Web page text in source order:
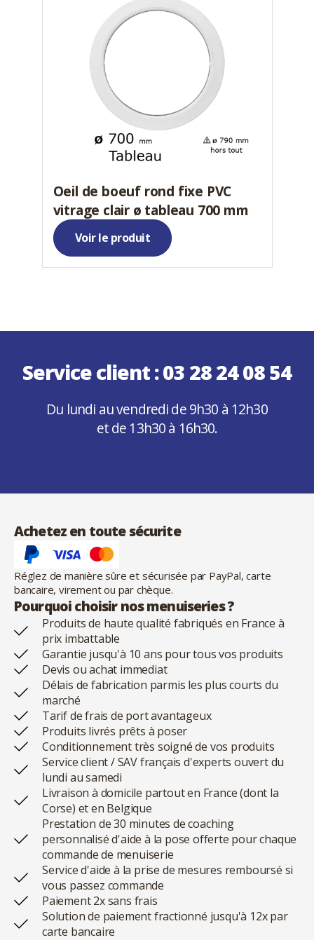
Oeil de boeuf rond fixe PVC
vitrage clair ø tableau 700 mm
Voir le produit
Service client :03 28 24 08 54
Du lundi au vendredi de 9h30 à 12h30
et de 13h30 à 16h30.
Achetez en toute sécurite
Réglez de manière sûre et sécurisée par PayPal, carte
bancaire, virement ou par chèque.
Pourquoi choisir nos menuiseries ?
Produits de haute qualité fabriqués en France à
prix imbattable
Garantie jusqu'à 10 ans pour tous vos produits
Devis ou achat immediat
Délais de fabrication parmis les plus courts du
marché
Tarif de frais de port avantageux
Produits livrés prêts à poser
Conditionnement très soigné de vos produits
Service client / SAV français d'experts ouvert du
lundi au samedi
Livraison à domicile partout en France (dont la
Corse) et en Belgique
Prestation de 30 minutes de coaching
personnalisé d'aide à la pose offerte pour chaque
commande de menuiserie
Service d'aide à la prise de mesures remboursé si
vous passez commande
Paiement 2x sans frais
Solution de paiement fractionné jusqu'à 12x par
carte bancaire